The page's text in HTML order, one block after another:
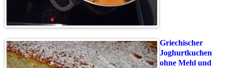
Griechischer
Joghurtkuchen
ohne Mehl und